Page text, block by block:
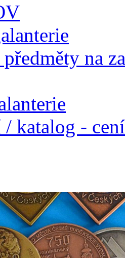
na
/ katalog -